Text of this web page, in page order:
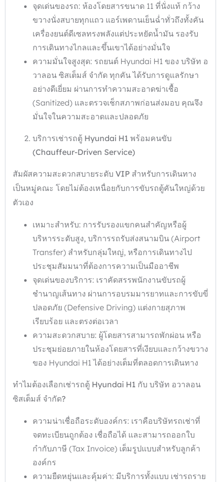
จุดเด่นของรถ: ห้องโดยสารขนาด 11 ที่นั่งแท้ กว้าง
ขวางนั่งสบายทุกแถว แอร์เพดานเย็นฉ่ำทั่วถึงทั้งคัน
เครื่องยนต์ดีเซลทรงพลังแต่ประหยัดน้ำมัน รองรับ
การเดินทางไกลและขึ้นเขาได้อย่างมั่นใจ
ความมั่นใจสูงสุด: รถยนต์ Hyundai H1 ของ บริษัท อ
วาลอน ซิสเต็มส์ จำกัด ทุกคัน ได้รับการดูแลรักษา
อย่างดีเยี่ยม ผ่านการทำความสะอาดฆ่าเชื้อ
(Sanitized) และตรวจเช็กสภาพก่อนส่งมอบ คุณจึง
มั่นใจในความสะอาดและปลอดภัย
บริการเช่ารถตู้ Hyundai H1 พร้อมคนขับ
(Chauffeur-Driven Service)
สัมผัสความสะดวกสบายระดับ VIP สำหรับการเดินทาง
เป็นหมู่คณะ โดยไม่ต้องเหนื่อยกับการขับรถตู้คันใหญ่ด้วย
ตัวเอง
เหมาะสำหรับ: การรับรองแขกคนสำคัญหรือผู้
บริหารระดับสูง, บริการรถรับส่งสนามบิน (Airport
Transfer) สำหรับกลุ่มใหญ่, หรือการเดินทางไป
ประชุมสัมมนาที่ต้องการความเป็นมืออาชีพ
จุดเด่นของบริการ: เราคัดสรรพนักงานขับรถผู้
ชำนาญเส้นทาง ผ่านการอบรมมารยาทและการขับขี่
ปลอดภัย (Defensive Driving) แต่งกายสุภาพ
เรียบร้อย และตรงต่อเวลา
ความสะดวกสบาย: ผู้โดยสารสามารถพักผ่อน หรือ
ประชุมย่อยภายในห้องโดยสารที่เงียบและกว้างขวาง
ของ Hyundai H1 ได้อย่างเต็มที่ตลอดการเดินทาง
ทำไมต้องเลือกเช่ารถตู้ Hyundai H1 กับ บริษัท อวาลอน
ซิสเต็มส์ จำกัด?
ความน่าเชื่อถือระดับองค์กร: เราคือบริษัทรถเช่าที่
จดทะเบียนถูกต้อง เชื่อถือได้ และสามารถออกใบ
กำกับภาษี (Tax Invoice) เต็มรูปแบบสำหรับลูกค้า
องค์กร
ความยืดหยุ่นและคุ้มค่า: มีบริการทั้งแบบ เช่ารถราย